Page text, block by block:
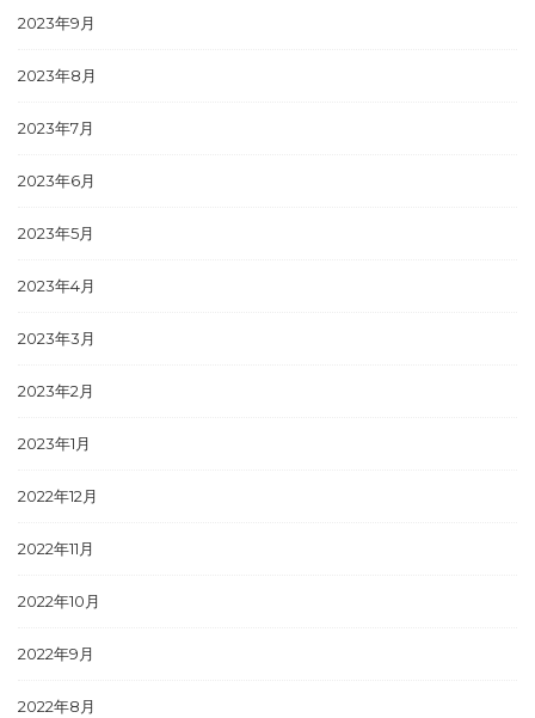
2023年9月
2023年8月
2023年7月
2023年6月
2023年5月
2023年4月
2023年3月
2023年2月
2023年1月
2022年12月
2022年11月
2022年10月
2022年9月
2022年8月